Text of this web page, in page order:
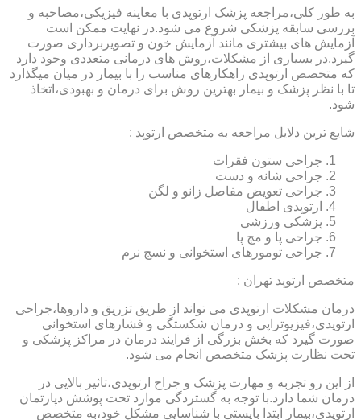
به طور کلی،مراجعه پزشک ارتوپدی با معاینه فیزیکی،مصاحبه و
بررسی سابقه پزشکی شروع می شود.در نهایت ممکن است
آزمایش های بیشتری مانند آزمایش خون و تصویربرداری صورت
گیرد.در بسیاری از مشکلات،روش های درمانی متعددی وجود دارد
که متخصص ارتوپدی راهکارهای مناسب را با بیمار در میان میگذارد
تا با نظر پزشک و بیمار بهترین روش برای درمان و بهبودی،اتخاذ
شود.
شایع ترین دلایل مراجعه به متخصص ارتوپد :
جراحی ستون فقرات
جراحی شانه و دست
جراحی تعویض مفاصل زانو و لگن
ارتوپدی اطفال
پزشکی ورزشی
جراحی پا و مچ پا
جراحی تومورهای استخوانی و نسج نرم
متخصص ارتوپد تهران :
درمان مشکلات ارتوپدی می تواند از طریق تزریق و داروها،جراحی
ارتوپدی،فیزیوتراپی و درمان شکستگی و فشارهای استخوانی
صورت گیرد که بخش بزرگی از فرایند درمان در مراکز پزشکی و
تحت نظارت پزشک متخصص انجام می شود.
از این رو تجربه و مهارت پزشک و جراح ارتوپدی،تاثیر بالایی در
درمان شما دارد.با توجه به گستردگی موارد تحت پوشش دپارتمان
ارتوپدی،بیمار ابتدا بایستی با شناسایی مشکل خود،به متخصص